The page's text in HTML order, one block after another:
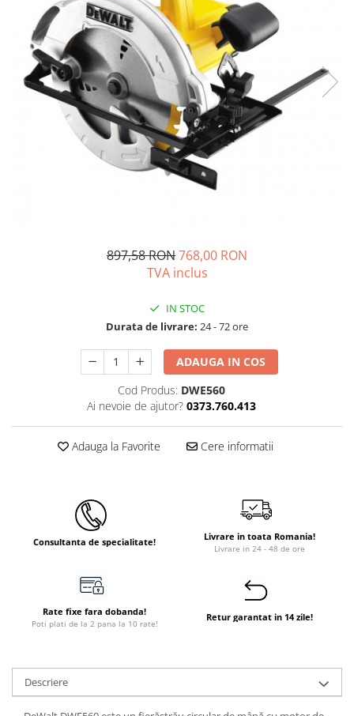
Solutii de curatare si tratare
Schimbatoare de caldura
Pompe de caldura
Contoare energie termica
Sisteme de degivrare
Incalzitoare pe motorina / gaz
Generatoare de abur
Distribuitoare si butelii de
Detectoare si regulatoare de gaz si
Producere apa calda menajera
Rezervoare de acumulare
Instant apa calda pe gaz / GPL
Panouri solare si fotovoltaice
Panouri solare plane
Panouri solare fotovoltaice
Aparate de aer conditionat
Ventiloconvectoare si sisteme VRF
Rooftop-uri pentru racire si
incalzire
897,58 RON768,00 RON
TVA inclus
IN STOC
Durata de livrare: 24 - 72 ore
ADAUGA IN COS
Cod Produs: DWE560
Ai nevoie de ajutor? 0373.760.413
Adauga la Favorite Cere informatii
Consultanta de specialitate! Livrare in toata Romania!
Livrare in 24 - 48 de ore
Rate fixe fara dobanda!
Poti plati de la 2 pana la 10 rate!
Retur garantat in 14 zile!
Descriere